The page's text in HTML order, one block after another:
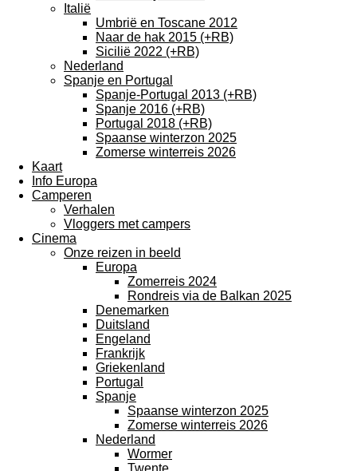
Italië
Umbrië en Toscane 2012
Naar de hak 2015 (+RB)
Sicilië 2022 (+RB)
Nederland
Spanje en Portugal
Spanje-Portugal 2013 (+RB)
Spanje 2016 (+RB)
Portugal 2018 (+RB)
Spaanse winterzon 2025
Zomerse winterreis 2026
Kaart
Info Europa
Camperen
Verhalen
Vloggers met campers
Cinema
Onze reizen in beeld
Europa
Zomerreis 2024
Rondreis via de Balkan 2025
Denemarken
Duitsland
Engeland
Frankrijk
Griekenland
Portugal
Spanje
Spaanse winterzon 2025
Zomerse winterreis 2026
Nederland
Wormer
Twente